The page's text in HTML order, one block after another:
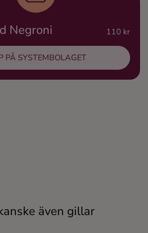
Negroni 110 kr
PÅ SYSTEMBOLAGET
även gillar